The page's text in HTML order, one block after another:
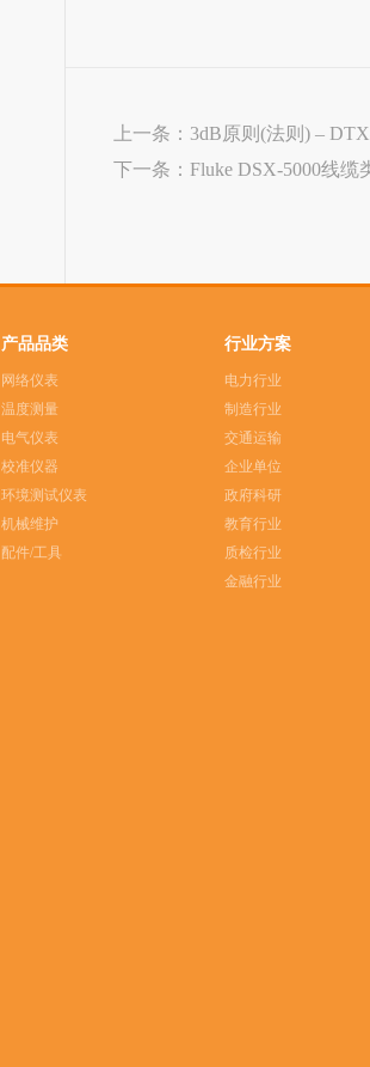
上一条： 3dB原则(法则) –
下一条：Fluke DSX-5000线缆
产品品类
网络仪表
温度测量
电气仪表
校准仪器
环境测试仪表
机械维护
配件/工具
行业方案
电力行业
制造行业
交通运输
企业单位
政府科研
教育行业
质检行业
金融行业